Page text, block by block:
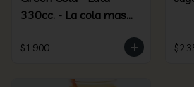
330cc. - La cola mas
$1.900